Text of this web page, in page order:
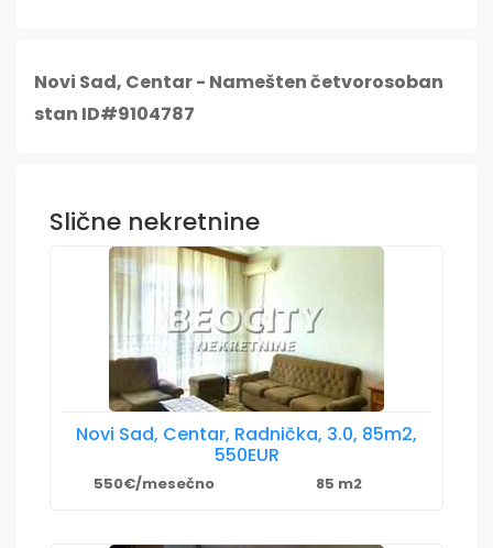
Novi Sad, Centar - Namešten četvorosoban
stan ID#9104787
Slične nekretnine
Novi Sad, Centar, Radnička, 3.0, 85m2,
550EUR
550€/mesečno 85 m2